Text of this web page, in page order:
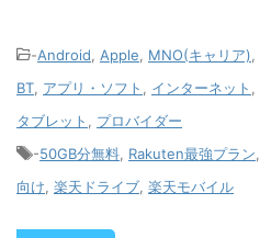
-Android Apple MNO(キャリア)
BT アプリ・ソフト インターネット
タブレット
プロバイダー
-50GB分無料 Rakuten最強プラン
向け 楽天ドライブ 楽天モバイル